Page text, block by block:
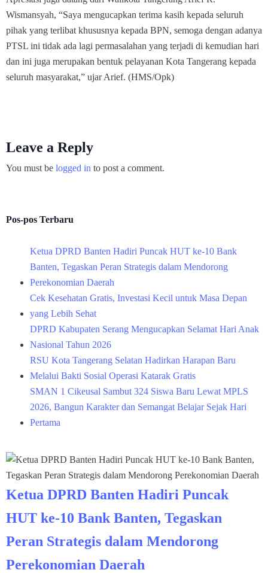
Wismansyah, “Saya mengucapkan terima kasih kepada seluruh
pihak yang terlibat khususnya kepada BPN, semoga dengan adanya
PTSL ini tidak ada lagi permasalahan yang terjadi di kemudian hari
dan ini juga merupakan bentuk pelayanan Kota Tangerang kepada
seluruh masyarakat,” ujar Arief. (HMS/Opk)
Leave a Reply
You must be logged in to post a comment.
Pos-pos Terbaru
Ketua DPRD Banten Hadiri Puncak HUT ke-10 Bank
Banten, Tegaskan Peran Strategis dalam Mendorong
Perekonomian Daerah
Cek Kesehatan Gratis, Investasi Kecil untuk Masa Depan
yang Lebih Sehat
DPRD Kabupaten Serang Mengucapkan Selamat Hari Anak
Nasional Tahun 2026
RSU Kota Tangerang Selatan Hadirkan Harapan Baru
Melalui Bakti Sosial Operasi Katarak Gratis
SMAN 1 Cikeusal Sambut 324 Siswa Baru Lewat MPLS
2026, Bangun Karakter dan Semangat Belajar Sejak Hari
Pertama
Ketua DPRD Banten Hadiri Puncak
HUT ke-10 Bank Banten, Tegaskan
Peran Strategis dalam Mendorong
Perekonomian Daerah